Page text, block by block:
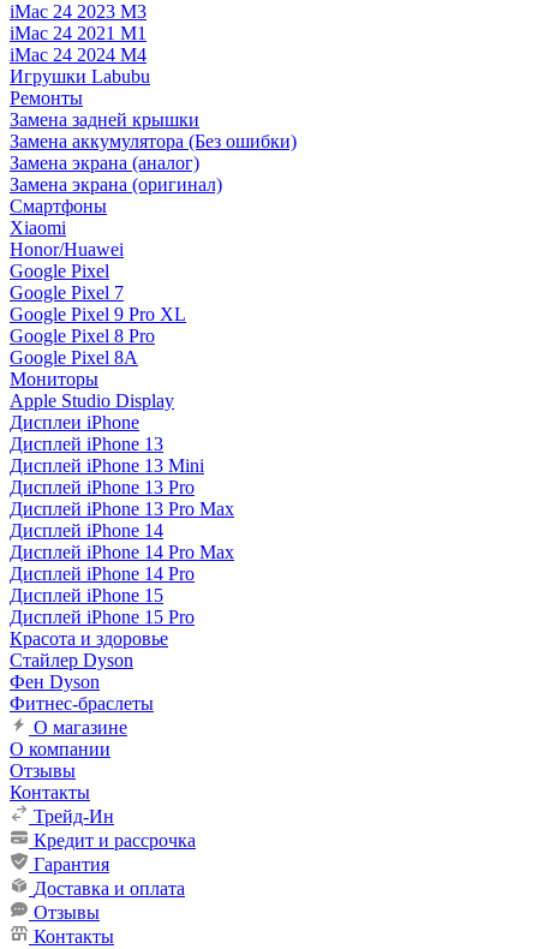
iMac 24 2023 M3
iMac 24 2021 M1
iMac 24 2024 M4
Игрушки Labubu
Ремонты
Замена задней крышки
Замена аккумулятора (Без ошибки)
Замена экрана (аналог)
Замена экрана (оригинал)
Смартфоны
Xiaomi
Honor/Huawei
Google Pixel
Google Pixel 7
Google Pixel 9 Pro XL
Google Pixel 8 Pro
Google Pixel 8A
Мониторы
Apple Studio Display
Дисплеи iPhone
Дисплей iPhone 13
Дисплей iPhone 13 Mini
Дисплей iPhone 13 Pro
Дисплей iPhone 13 Pro Max
Дисплей iPhone 14
Дисплей iPhone 14 Pro Max
Дисплей iPhone 14 Pro
Дисплей iPhone 15
Дисплей iPhone 15 Pro
Красота и здоровье
Стайлер Dyson
Фен Dyson
Фитнес-браслеты
О магазине
О компании
Отзывы
Контакты
Трейд-Ин
Кредит и рассрочка
Гарантия
Доставка и оплата
Отзывы
Контакты